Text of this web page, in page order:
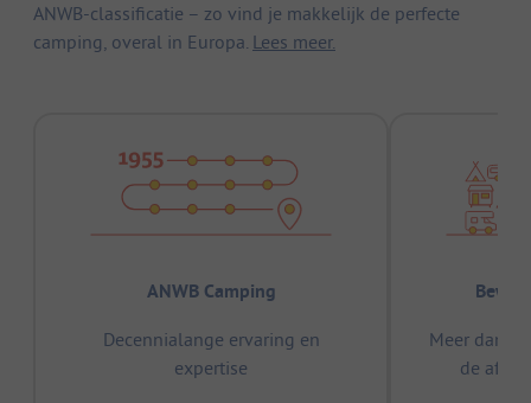
ANWB-classificatie – zo vind je makkelijk de perfecte
camping, overal in Europa. Lees meer.
ANWB Camping
Decennialange ervaring en
expertise
Meer dan
de